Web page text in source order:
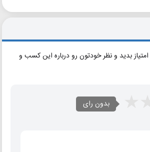
بدید و نظر خودتون رو درباره این کسب و
بدون رای